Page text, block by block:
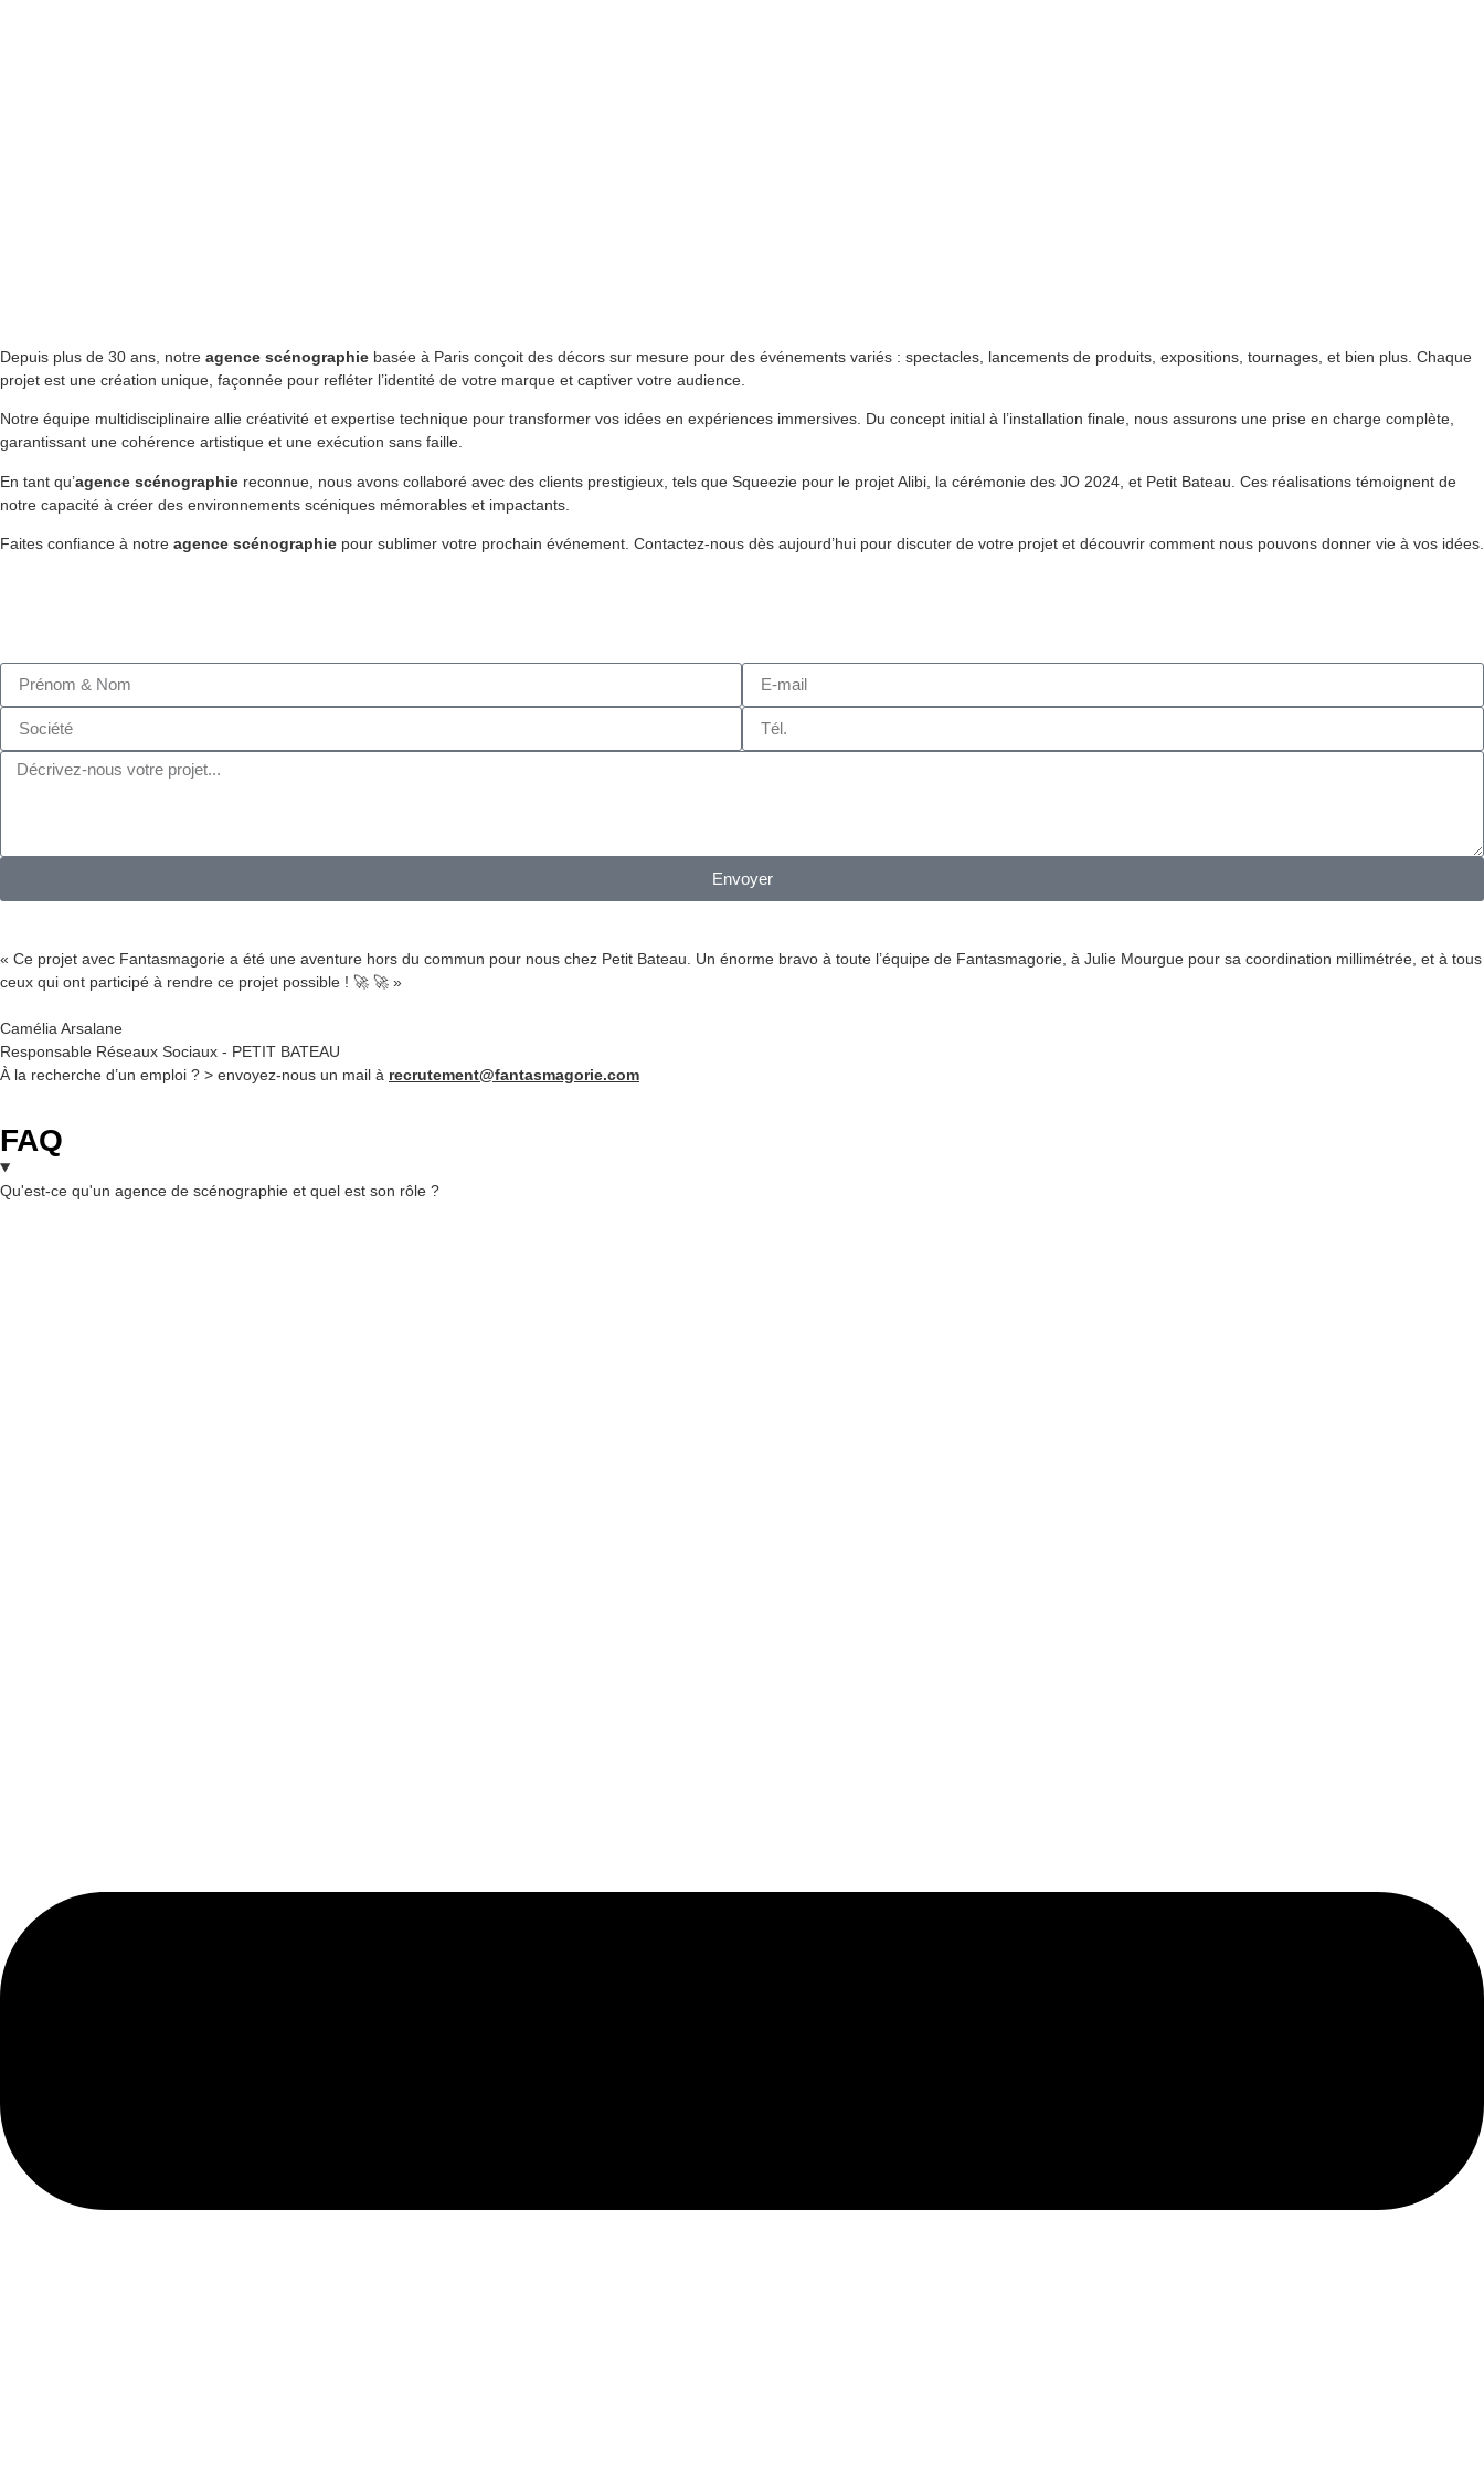
Depuis plus de 30 ans, notre agence scénographie basée à Paris conçoit des décors sur mesure pour des événements variés : spectacles, lancements de produits, expositions, tournages, et bien plus. Chaque
projet est une création unique, façonnée pour refléter l’identité de votre marque et captiver votre audience.
Notre équipe multidisciplinaire allie créativité et expertise technique pour transformer vos idées en expériences immersives. Du concept initial à l’installation finale, nous assurons une prise en charge complète,
garantissant une cohérence artistique et une exécution sans faille.​
En tant qu’agence scénographie reconnue, nous avons collaboré avec des clients prestigieux, tels que Squeezie pour le projet Alibi, la cérémonie des JO 2024, et Petit Bateau. Ces réalisations témoignent de
notre capacité à créer des environnements scéniques mémorables et impactants.​
Faites confiance à notre agence scénographie pour sublimer votre prochain événement. Contactez-nous dès aujourd’hui pour discuter de votre projet et découvrir comment nous pouvons donner vie à vos idées.
Envoyer
« Ce projet avec Fantasmagorie a été une aventure hors du commun pour nous chez Petit Bateau. Un énorme bravo à toute l’équipe de Fantasmagorie, à Julie Mourgue pour sa coordination millimétrée, et à tous
ceux qui ont participé à rendre ce projet possible ! 🚀 🚀 »
Camélia Arsalane
Responsable Réseaux Sociaux - PETIT BATEAU
À la recherche d’un emploi ? > envoyez-nous un mail à recrutement@fantasmagorie.com
FAQ
Qu'est-ce qu'un agence de scénographie et quel est son rôle ?